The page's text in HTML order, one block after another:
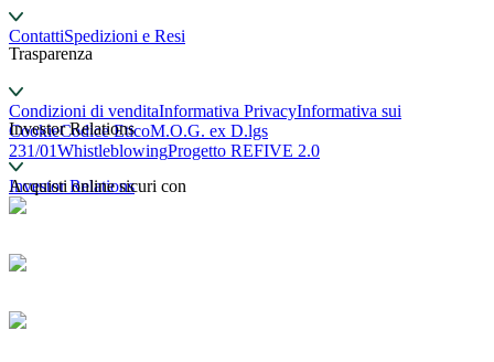
ContattiSpedizioni e Resi
Trasparenza
Condizioni di venditaInformativa PrivacyInformativa sui
CookieCodice EticoM.O.G. ex D.lgs
231/01WhistleblowingProgetto REFIVE 2.0
Investor Relations
Investor Relations
Acquisti online sicuri con